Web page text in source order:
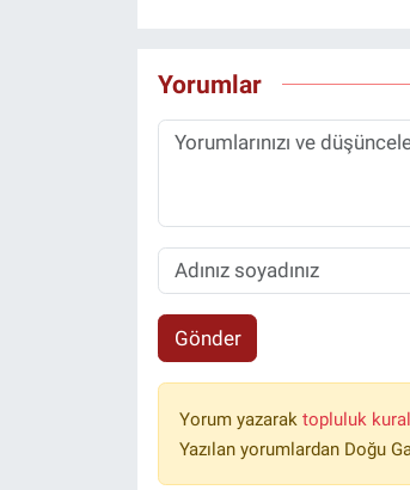
Yorumlar
Gönder
Yorum yazarak topluluk
Yazılan yorumlardan Doğu